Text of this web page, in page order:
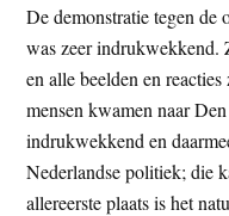
i
t
e
z
e
s
i
t
e
De demonstratie tegen
was zeer indrukwekkend.
en alle beelden en
mensen kwamen naar
indrukwekkend en
Nederlandse politiek; die
allereerste plaats is het